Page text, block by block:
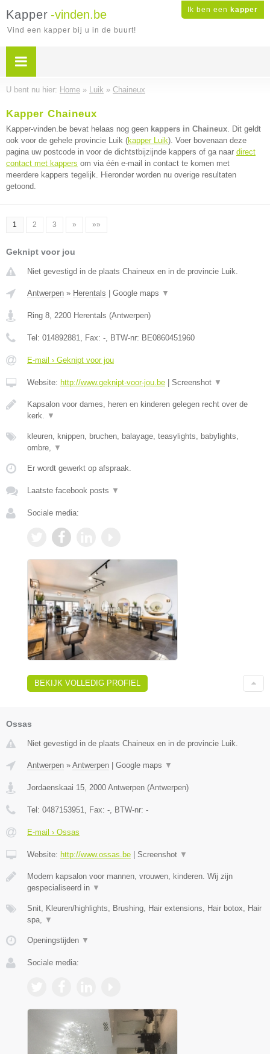
Ik ben een kapper
Kapper -vinden.be
Vind een kapper bij u in de buurt!
U bent nu hier: Home » Luik » Chaineux
Kapper Chaineux
Kapper-vinden.be bevat helaas nog geen kappers in Chaineux. Dit geldt
ook voor de gehele provincie Luik (kapper Luik). Voer bovenaan deze
pagina uw postcode in voor de dichtstbijzijnde kappers of ga naar direct
contact met kappers om via één e-mail in contact te komen met
meerdere kappers tegelijk. Hieronder worden nu overige resultaten
getoond.
1 2 3 » »»
Geknipt voor jou
Niet gevestigd in de plaats Chaineux en in de provincie Luik.
Antwerpen » Herentals Google maps ▼
Ring 8, 2200 Herentals (Antwerpen)
Tel: 014892881, Fax: -, BTW-nr: BE0860451960
E-mail › Geknipt voor jou
Website: http://www.geknipt-voor-jou.be Screenshot ▼
Kapsalon voor dames, heren en kinderen gelegen recht over de
kerk. ▼
kleuren, knippen, bruchen, balayage, teasylights, babylights,
ombre, ▼
Er wordt gewerkt op afspraak.
Laatste facebook posts ▼
Sociale media:
BEKIJK VOLLEDIG PROFIEL
Ossas
Niet gevestigd in de plaats Chaineux en in de provincie Luik.
Antwerpen » Antwerpen | Google maps ▼
Jordaenskaai 15 2000 Antwerpen (Antwerpen)
Tel: 0487153951 , Fax: - , BTW-nr: -
E-mail › Ossas
Website: http://www.ossas.be | Screenshot ▼
Modern kapsalon voor mannen, vrouwen, kinderen. Wij zijn
gespecialiseerd in ▼
Snit, Kleuren/highlights, Brushing, Hair extensions, Hair botox, Hair
spa,
▼
Openingstijden ▼
Sociale media: